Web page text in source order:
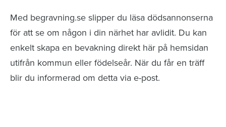
Med begravning.se slipper du läsa dödsannonserna
för att se om någon i din närhet har avlidit. Du kan
enkelt skapa en bevakning direkt här på hemsidan
utifrån kommun eller födelseår. När du får en träff
blir du informerad om detta via e-post.